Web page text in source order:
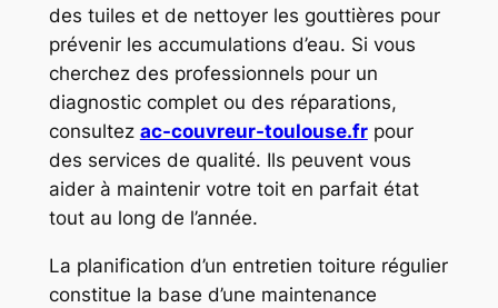
des tuiles et de nettoyer les gouttières pour
prévenir les accumulations d’eau. Si vous
cherchez des professionnels pour un
diagnostic complet ou des réparations,
consultez ac-couvreur-toulouse.frpour
des services de qualité. Ils peuvent vous
aider à maintenir votre toit en parfait état
tout au long de l’année.
La planification d’un entretien toiture régulier
constitue la base d’une maintenance